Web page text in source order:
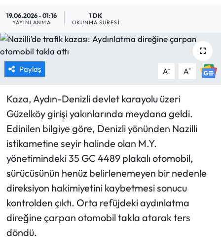
19.06.2026 - 01:16
YAYINLANMA
1 DK
OKUNMA SÜRESI
Paylaş A- A+
Kaza, Aydın-Denizli devlet karayolu üzeri
Güzelköy girişi yakınlarında meydana geldi.
Edinilen bilgiye göre, Denizli yönünden Nazilli
istikametine seyir halinde olan M.Y.
yönetimindeki 35 GC 4489 plakalı otomobil,
sürücüsünün henüz belirlenemeyen bir nedenle
direksiyon hakimiyetini kaybetmesi sonucu
kontrolden çıktı. Orta refüjdeki aydınlatma
direğine çarpan otomobil takla atarak ters
döndü.
MAGAZİN
SAĞLIK
SİYASET
TARIM
TURİZM
YAŞAM
RESMİ İLANLAR
HABER İLAN